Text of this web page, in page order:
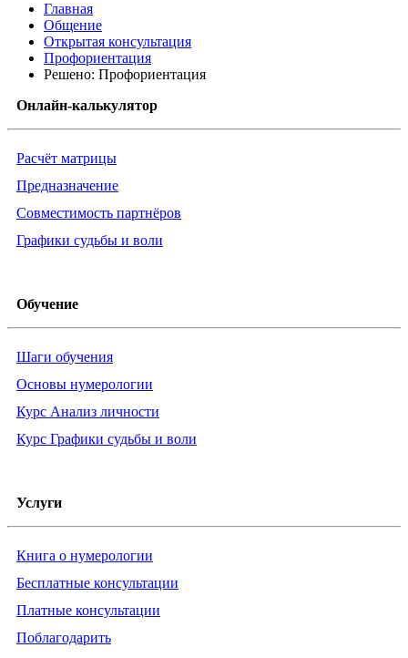
Главная
Общение
Открытая консультация
Профориентация
Решено: Профориентация
Онлайн-калькулятор
Расчёт матрицы
Предназначение
Совместимость партнёров
Графики судьбы и воли
Обучение
Шаги обучения
Основы нумерологии
Курс Анализ личности
Курс Графики судьбы и воли
Услуги
Книга о нумерологии
Бесплатные консультации
Платные консультации
Поблагодарить